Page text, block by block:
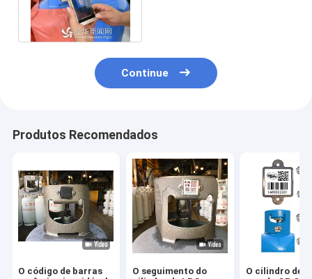
Continue
Produtos Recomendados
O código de barras
O seguimento do
O cilindro de